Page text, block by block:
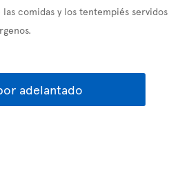
comidas y los tentempiés servidos
adelantado